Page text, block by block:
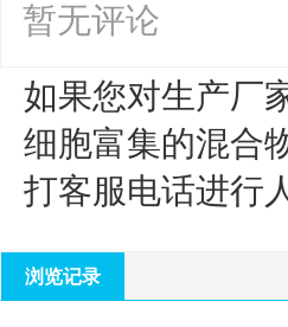
暂无评论
如果您对生产厂
细胞富集的混合
打客服电话进行
浏览记录